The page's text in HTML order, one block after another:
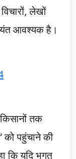
लेखों
आवश्यक है।
तक
को पहुंचाने की
कि यदि भगत